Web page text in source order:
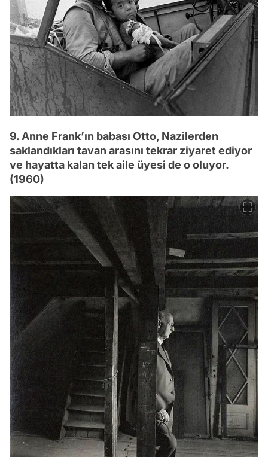
9. Anne Frank’ın babası Otto, Nazilerden
saklandıkları tavan arasını tekrar ziyaret ediyor
ve hayatta kalan tek aile üyesi de o oluyor.
(1960)